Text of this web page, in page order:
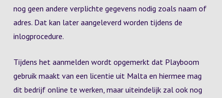
nog geen andere verplichte gegevens nodig zoals naam of
adres. Dat kan later aangeleverd worden tijdens de
inlogprocedure.
Tijdens het aanmelden wordt opgemerkt dat Playboom
gebruik maakt van een licentie uit Malta en hiermee mag
dit bedrijf online te werken, maar uiteindelijk zal ook nog